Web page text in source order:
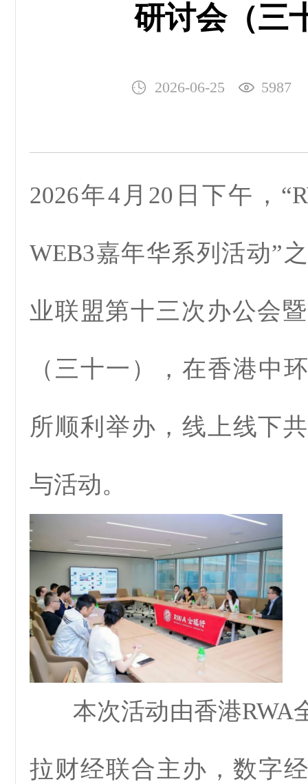
研讨会（三
2026-06-25 5987
2026年4月20日下午，
WEB3嘉年华系列活动”
业联盟第十三次办公会
（三十一），在香港中
所顺利举办，线上线下
与活动。
本次活动由香港RWA
拉财经联合主办，数字